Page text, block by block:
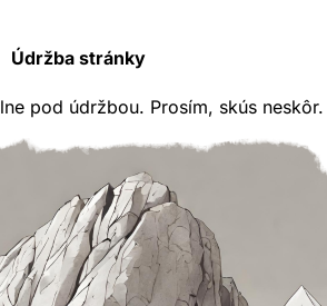
Údržba stránky
pod údržbou. Prosím, skús neskôr.